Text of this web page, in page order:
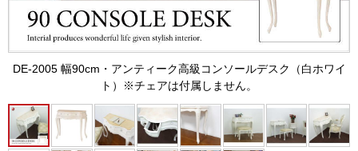
DE-2005 幅90cm・アンティーク高級コンソールデスク（白ホワイ
ト）※チェアは付属しません。